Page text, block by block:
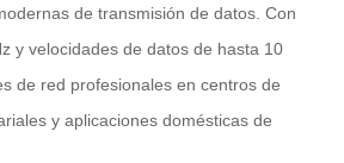
de transmisión de datos. Con
y velocidades de datos de hasta 10
de red profesionales en centros de
y aplicaciones domésticas de